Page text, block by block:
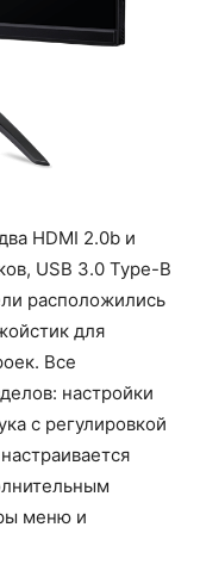
HDMI 2.0b и
USB 3.0 Type-B
расположились
для
Все
настройки
с регулировкой
меню и